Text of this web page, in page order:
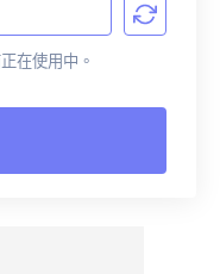
在使用中。